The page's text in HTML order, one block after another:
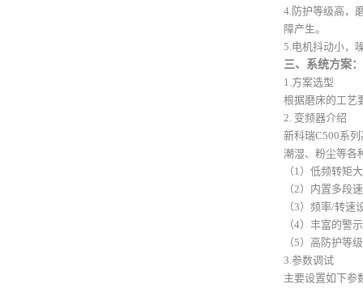
4.防护等级高，
障产生。
5.电机抖动小，
三、系统方案：
1.方案选型
根据磨床的工艺
2. 变频器介绍
新科瑞C500系列
潮湿、粉尘等各
（1） 低频转矩
（2） 内置多段
（3） 频率/转速
（4） 丰富的警
（5） 高防护等级
3.参数调试
主要设置如下参